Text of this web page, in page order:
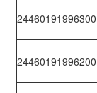
24460191996300
24460191996200